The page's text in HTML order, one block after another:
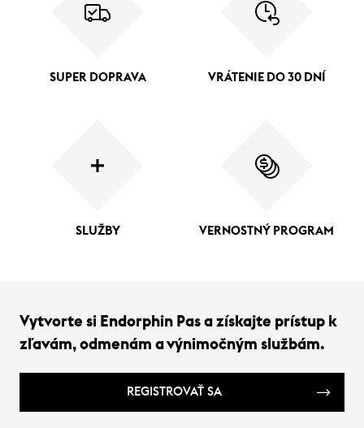
SUPER DOPRAVA VRÁTENIE DO 30 DNÍ
SLUŽBY VERNOSTNÝ PROGRAM
Vytvorte si Endorphin Pas a získajte prístup k
zľavám, odmenám a výnimočným službám.
REGISTROVAŤ SA